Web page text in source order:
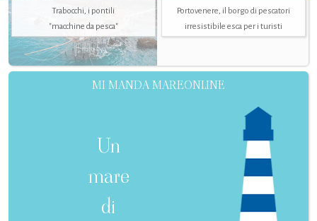
Trabocchi, i pontili
"macchine da pesca"
Portovenere, il borgo di pescatori
irresistibile esca per i turisti
MI MANDA MAREONLINE
Un
mare
di